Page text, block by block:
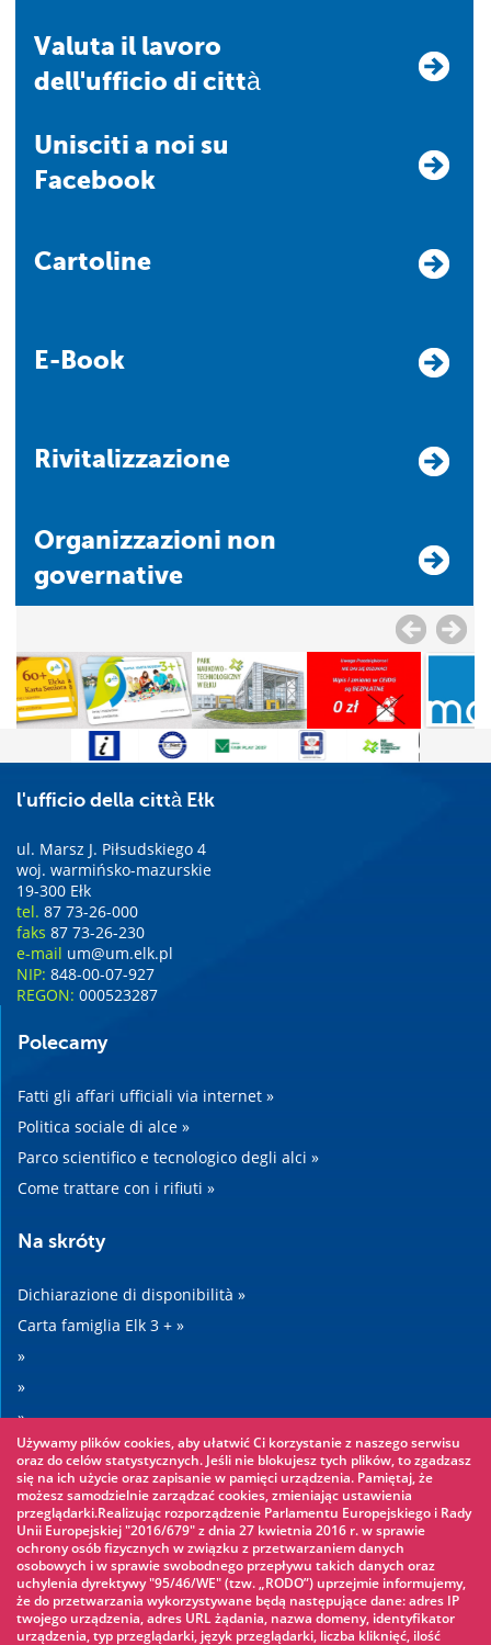
Valuta il lavoro
dell'ufficio di città
Unisciti a noi su
Facebook
Cartoline
E-Book
Rivitalizzazione
Organizzazioni non
governative
l'ufficio della città Ełk
ul. Marsz J. Piłsudskiego 4
woj. warmińsko-mazurskie
19-300 Ełk
tel. 87 73-26-000
faks 87 73-26-230
e-mail um@um.elk.pl
NIP: 848-00-07-927
REGON: 000523287
Polecamy
Fatti gli affari ufficiali via internet »
Politica sociale di alce »
Parco scientifico e tecnologico degli alci »
Come trattare con i rifiuti »
Na skróty
Dichiarazione di disponibilità »
Carta famiglia Elk 3 + »
»
»
»
»
Warto zobaczyć
Parco avventura »
Parco acquatico »
Pattinaggio sul ghiaccio »
Używamy plików cookies, aby ułatwić Ci korzystanie z naszego serwisu
oraz do celów statystycznych. Jeśli nie blokujesz tych plików, to zgadzasz
się na ich użycie oraz zapisanie w pamięci urządzenia. Pamiętaj, że
możesz samodzielnie zarządzać cookies, zmieniając ustawienia
przeglądarki.Realizując rozporządzenie Parlamentu Europejskiego i Rady
Unii Europejskiej "2016/679" z dnia 27 kwietnia 2016 r. w sprawie
ochrony osób fizycznych w związku z przetwarzaniem danych
osobowych i w sprawie swobodnego przepływu takich danych oraz
uchylenia dyrektywy "95/46/WE" (tzw. „RODO”) uprzejmie informujemy,
że do przetwarzania wykorzystywane będą następujące dane: adres IP
twojego urządzenia, adres URL żądania, nazwa domeny, identyfikator
urządzenia, typ przeglądarki, język przeglądarki, liczba kliknięć, ilość